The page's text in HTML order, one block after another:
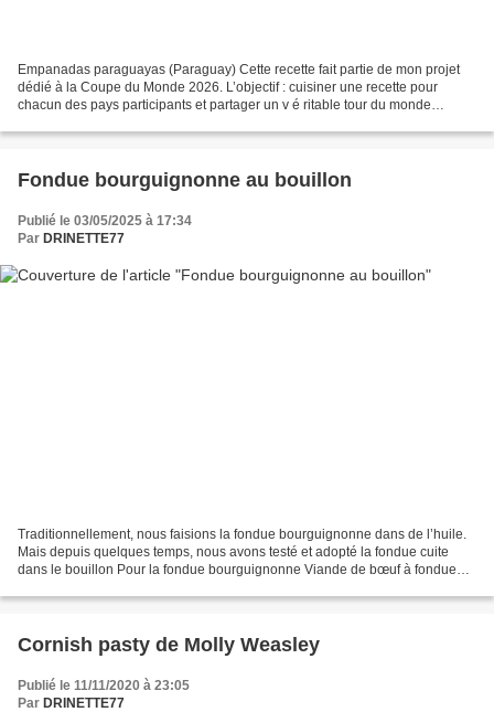
Empanadas paraguayas (Paraguay) Cette recette fait partie de mon projet
dédié à la Coupe du Monde 2026. L’objectif : cuisiner une recette pour
chacun des pays participants et partager un v é ritable tour du monde
Fondue bourguignonne au bouillon
Publié le 03/05/2025 à 17:34
Par DRINETTE77
Traditionnellement, nous faisions la fondue bourguignonne dans de l’huile.
Mais depuis quelques temps, nous avons testé et adopté la fondue cuite
dans le bouillon Pour la fondue bourguignonne Viande de bœuf à fondue
Cornish pasty de Molly Weasley
Publié le 11/11/2020 à 23:05
Par DRINETTE77